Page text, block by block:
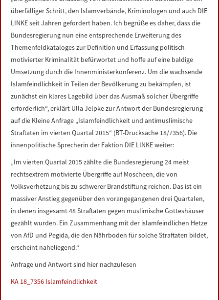
LINKS
DATENSCHUTZERKLÄRUNG
IMPRESSUM
überfälliger Schritt, den Islamverbände, Kriminologen und auch DIE
LINKE seit Jahren gefordert haben. Ich begrüße es daher, dass die
Bundesregierung nun eine entsprechende Erweiterung des
Themenfeldkataloges zur Definition und Erfassung politisch
motivierter Kriminalität befürwortet und hoffe auf eine baldige
Umsetzung durch die Innenministerkonferenz. Um die wachsende
Islamfeindlichkeit in Teilen der Bevölkerung zu bekämpfen, ist
zunächst ein klares Lagebild über das Ausmaß solcher Übergriffe
erforderlich“, erklärt Ulla Jelpke zur Antwort der Bundesregierung
auf die Kleine Anfrage „Islamfeindlichkeit und antimuslimische
Straftaten im vierten Quartal 2015“ (BT-Drucksache 18/7356). Die
innenpolitische Sprecherin der Faktion DIE LINKE weiter:
„Im vierten Quartal 2015 zählte die Bundesregierung 24 meist
rechtsextrem motivierte Übergriffe auf Moscheen, die von
Volksverhetzung bis zu schwerer Brandstiftung reichen. Das ist ein
massiver Anstieg gegenüber den vorangegangenen drei Quartalen,
in denen insgesamt 48 Straftaten gegen muslimische Gotteshäuser
gezählt wurden. Ein Zusammenhang mit der islamfeindlichen Hetze
von AfD und Pegida, die den Nährboden für solche Straftaten bildet,
erscheint naheliegend.“
Anfrage und Antwort sind hier nachzulesen
KA 18_7356 Islamfeindlichkeit